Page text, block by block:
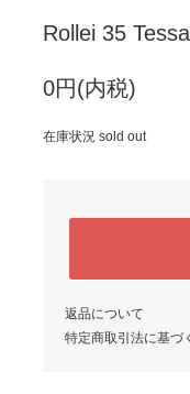
Rollei 35
0円(内税)
在庫状況 sold out
返品について
特定商取引法に基づ